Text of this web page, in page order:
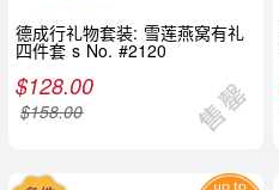
德成行礼物套装: 雪莲燕窝有礼
四件套 s No. #2120
$128.00
$158.00